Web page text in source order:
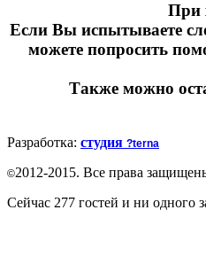
При
Если Вы испытываете
можете попросить
Также можно
Разработка: студия ?terna
©2012-2015. Все права
Сейчас 277 гостей и ни одного